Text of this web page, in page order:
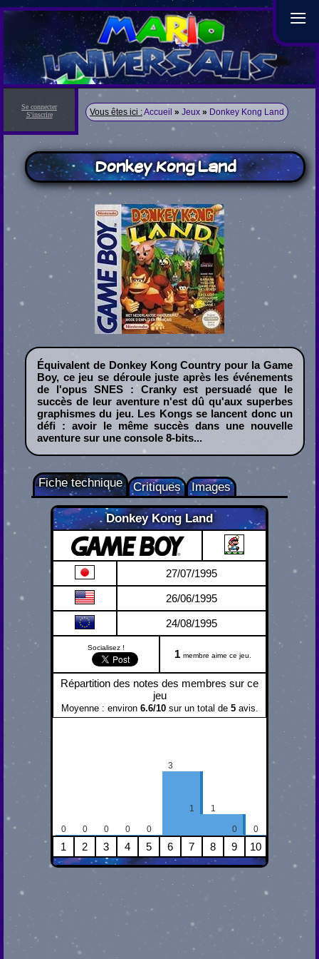
≡
Se connecter
S'inscrire
Vous êtes ici :Accueil » Jeux » Donkey Kong Land
Donkey Kong Land
Équivalent de Donkey Kong Country pour la Game
Boy, ce jeu se déroule juste après les événements
de l'opus SNES : Cranky est persuadé que le
succès de leur aventure n'est dû qu'aux superbes
graphismes du jeu. Les Kongs se lancent donc un
défi : avoir le même succès dans une nouvelle
aventure sur une console 8-bits...
Donkey Kong Land
Game Boy
27/07/1995
26/06/1995
24/08/1995
Socialisez !
1 membre aime ce jeu.
Répartition des notes des membres sur ce
jeu
Moyenne : environ 6.6/10 sur un total de 5avis.
0 0 0 0 0
3
1 1
0 0
1 2 3 4 5 6 7 8 9 10
Fiche technique Critiques Images